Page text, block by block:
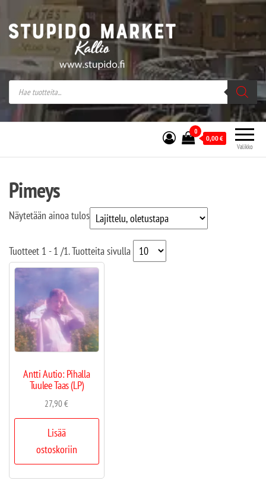
Stupido Market – verkossa ja kivijalassa
Stupido Market on vaihtoehtomusaan
erikoistunut verkko- sekä
kivijalkakauppa Helsingissä Kallion
sydämessä.
Valikko
0
0,00€
Pimeys
Näytetään ainoa tulos
Tuotteet 1 - 1 /1. Tuotteita sivulla
Antti Autio: Pihalla
Tuulee Taas (LP)
27,90€
Lisää
ostoskoriin